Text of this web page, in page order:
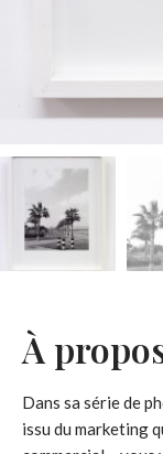
À
Dans sa série de
issu du marketing